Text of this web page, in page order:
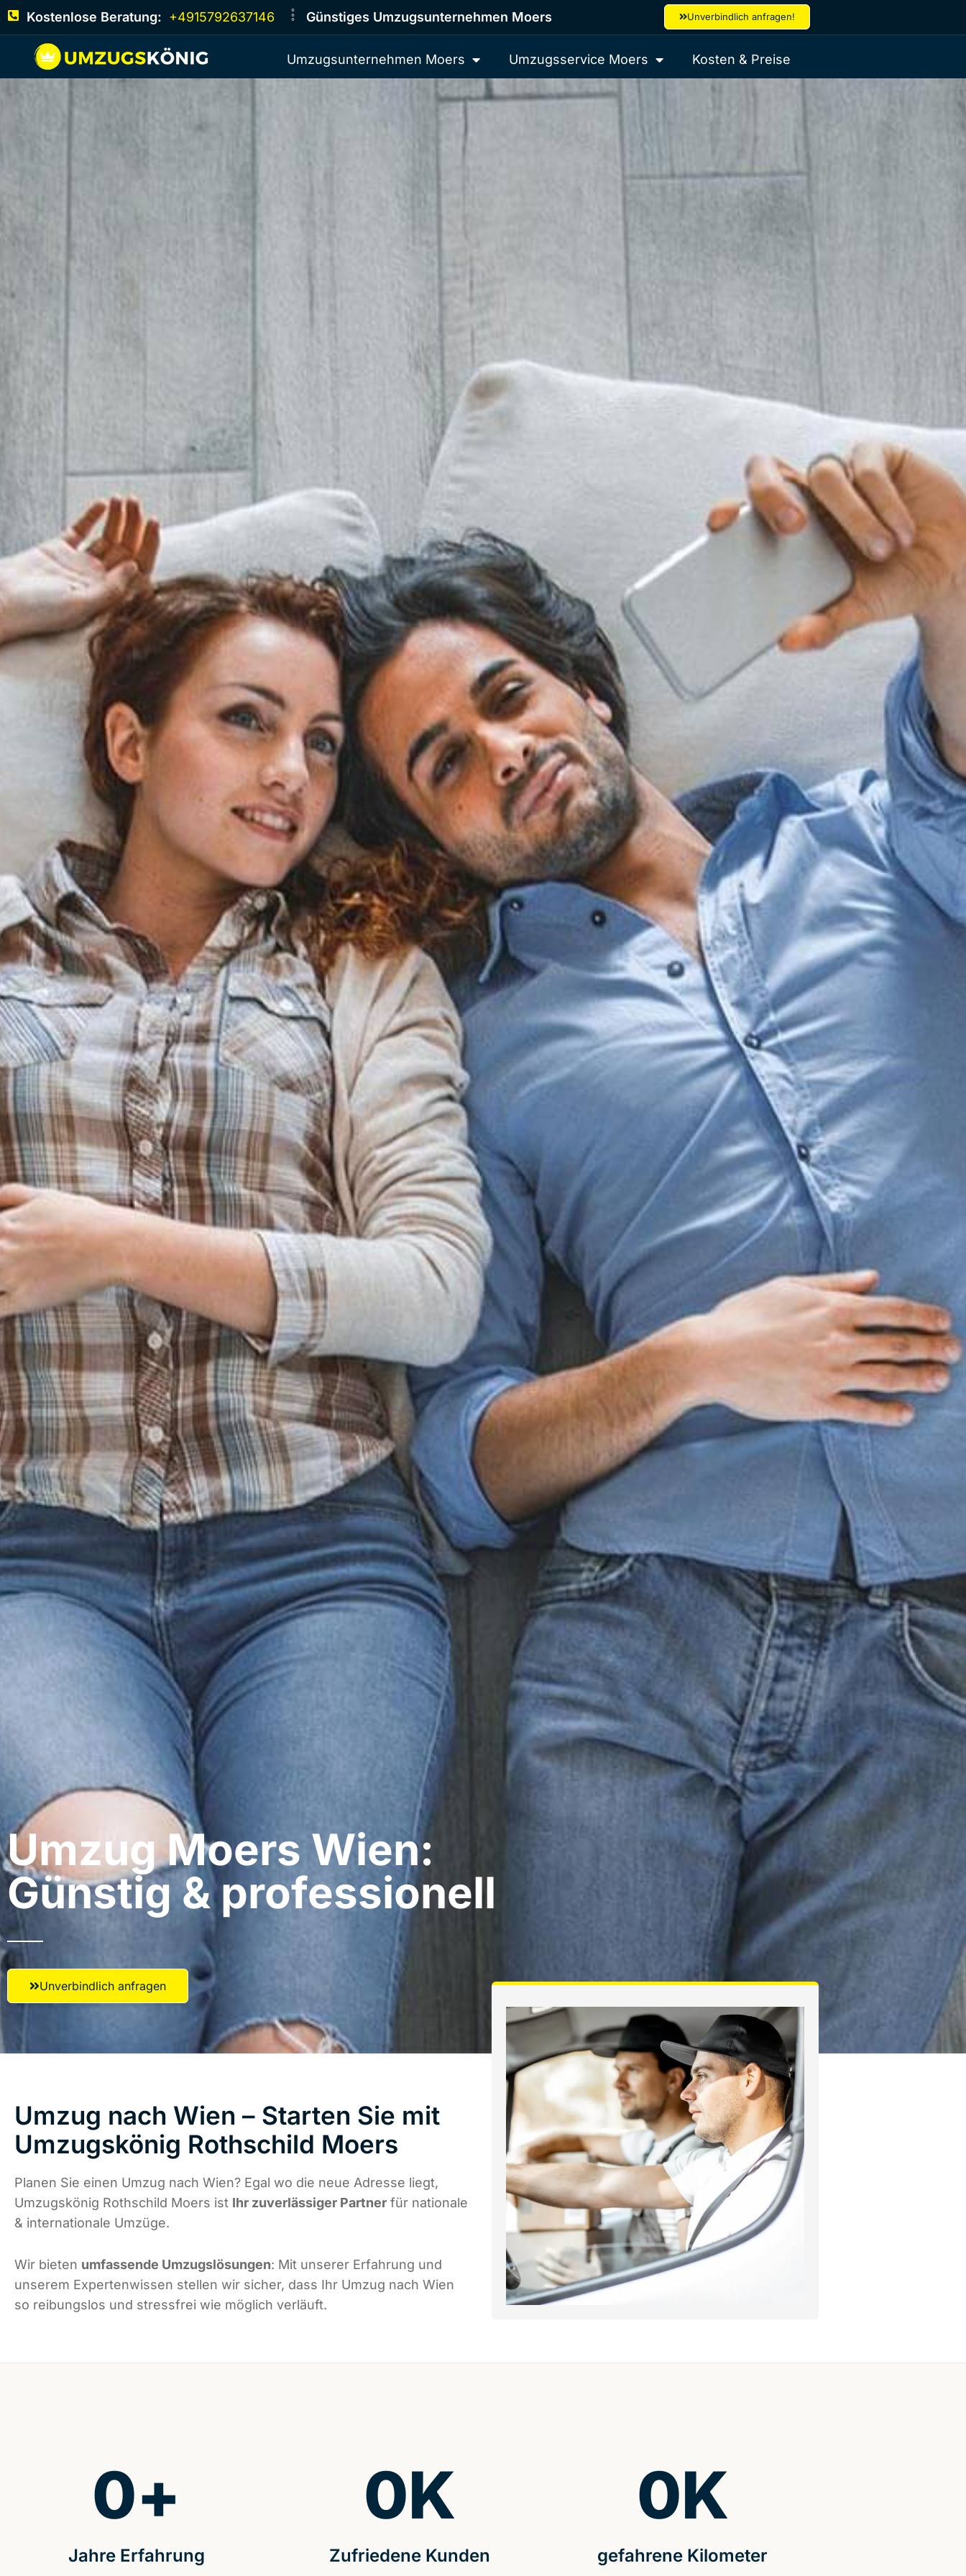
Kostenlose Beratung: +4915792637146 Günstiges Umzugsunternehmen Moers Unverbindlich anfragen!
Umzugsunternehmen Moers Umzugsservice Moers Kosten & Preise
Umzug Moers​ Wien:
Günstig & professionell​
Unverbindlich anfragen
Umzug nach Wien – Starten Sie mit
Umzugskönig Rothschild Moers
Planen Sie einen Umzug nach Wien? Egal wo die neue Adresse liegt,
Umzugskönig Rothschild Moers ist Ihr zuverlässiger Partner für nationale
& internationale Umzüge.
Wir bieten umfassende Umzugslösungen: Mit unserer Erfahrung und
unserem Expertenwissen stellen wir sicher, dass Ihr Umzug nach Wien
so reibungslos und stressfrei wie möglich verläuft.
Jahre Erfahrung
0+
Zufriedene Kunden
0K
gefahrene Kilometer
0K